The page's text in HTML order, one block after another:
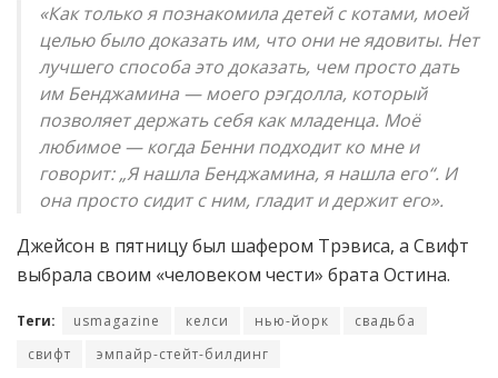
«Как только я познакомила детей с котами, моей
целью было доказать им, что они не ядовиты. Нет
лучшего способа это доказать, чем просто дать
им Бенджамина — моего рэгдолла, который
позволяет держать себя как младенца. Моё
любимое — когда Бенни подходит ко мне и
говорит: „Я нашла Бенджамина, я нашла его“. И
она просто сидит с ним, гладит и держит его».
Джейсон в пятницу был шафером Трэвиса, а Свифт
выбрала своим «человеком чести» брата Остина.
Теги: usmagazine келси нью-йорк
свадьба
свифт
эмпайр-стейт-билдинг